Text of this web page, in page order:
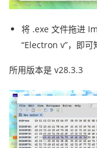
将 .exe 文件拖进
“Electron v”，即可
所用版本是 v28.3.3